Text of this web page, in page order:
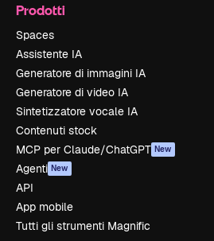
Prodotti
Spaces
Assistente IA
Generatore di immagini IA
Generatore di video IA
Sintetizzatore vocale IA
Contenuti stock
MCP per Claude/ChatGPT New
Agenti New
API
App mobile
Tutti gli strumenti Magnific